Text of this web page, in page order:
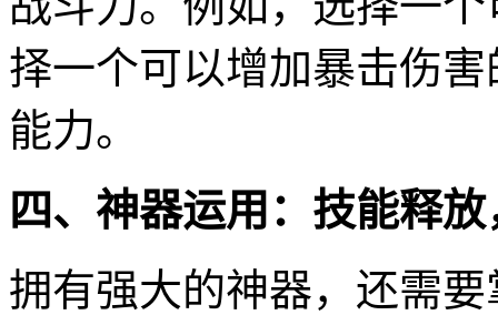
择一个可以增加暴击伤
能力。
四、神器运用：技能释
拥有强大的神器，还需